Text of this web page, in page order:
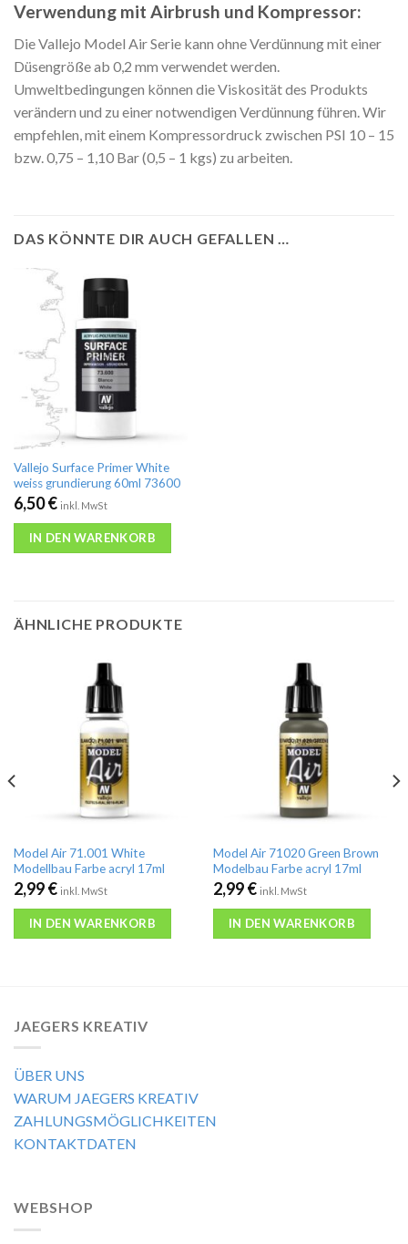
Verwendung mit Airbrush und Kompressor:
Die Vallejo Model Air Serie kann ohne Verdünnung mit einer
Düsengröße ab 0,2 mm verwendet werden.
Umweltbedingungen können die Viskosität des Produkts
verändern und zu einer notwendigen Verdünnung führen. Wir
empfehlen, mit einem Kompressordruck zwischen PSI 10 – 15
bzw. 0,75 – 1,10 Bar (0,5 – 1 kgs) zu arbeiten.
DAS KÖNNTE DIR AUCH GEFALLEN …
Vallejo Surface Primer White
weiss grundierung 60ml 73600
6,50€ inkl. MwSt
IN DEN WARENKORB
ÄHNLICHE PRODUKTE
Model Air 71.001 White
Modellbau Farbe acryl 17ml
2,99€ inkl. MwSt
IN DEN WARENKORB
Model Air 71020 Green Brown
Modelbau Farbe acryl 17ml
2,99€ inkl. MwSt
IN DEN WARENKORB
JAEGERS KREATIV
ÜBER UNS
WARUM JAEGERS KREATIV
ZAHLUNGSMÖGLICHKEITEN
KONTAKTDATEN
WEBSHOP